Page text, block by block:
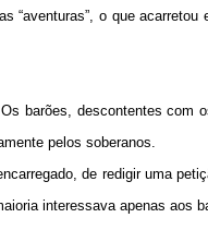
o que
barões, descontentes com
pelos soberanos.
de redigir uma
interessava apenas aos